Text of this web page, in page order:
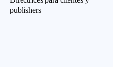
publishers